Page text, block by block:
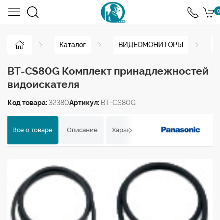
0
Каталог ВИДЕОМОНИТОРЫ
BT-CS80G Комплект принадлежностей
видоискателя
Код товара: 32380Артикул: BT-CS80G
Все о товаре Описание Характеристики Отзывы